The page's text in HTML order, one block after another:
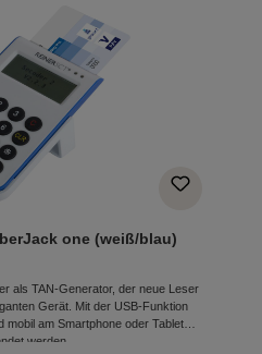
one (weiß/blau)
als TAN-Generator, der neue Leser
Gerät. Mit der USB-Funktion
mobil am Smartphone oder Tablet
werden.